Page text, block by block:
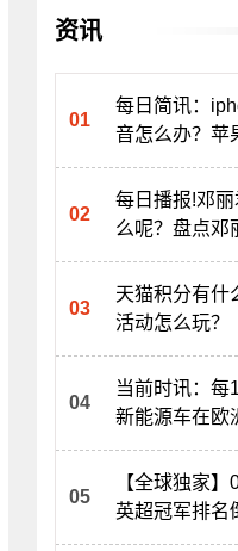
资讯
每日简讯：
音怎么办？苹
取？
每日播报!邓
么呢？盘点邓
天猫积分有什
活动怎么玩？
当前时讯：每
新能源车在欧
【全球独家
英超冠军排名